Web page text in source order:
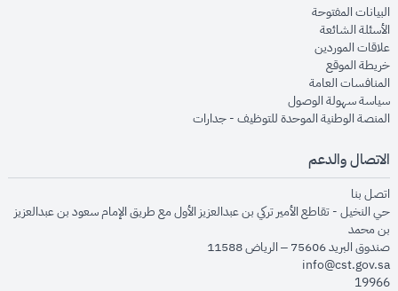
البيانات المفتوحةopens in new window
الأسئلة الشائعةopens in new window
علاقات الموردينopens in new window
خريطة الموقعopens in new window
المنافسات العامةopens in new window
سياسة سهولة الوصولopens in new window
المنصة الوطنية الموحدة للتوظيف - جداراتopens in new window
الاتصال والدعم
اتصل بنا
حي النخيل - تقاطع الأمير تركي بن عبدالعزيز الأول مع طريق الإمام سعود بن عبدالعزيز
بن محمد
صندوق البريد 75606 – الرياض 11588
info@cst.gov.sa
19966